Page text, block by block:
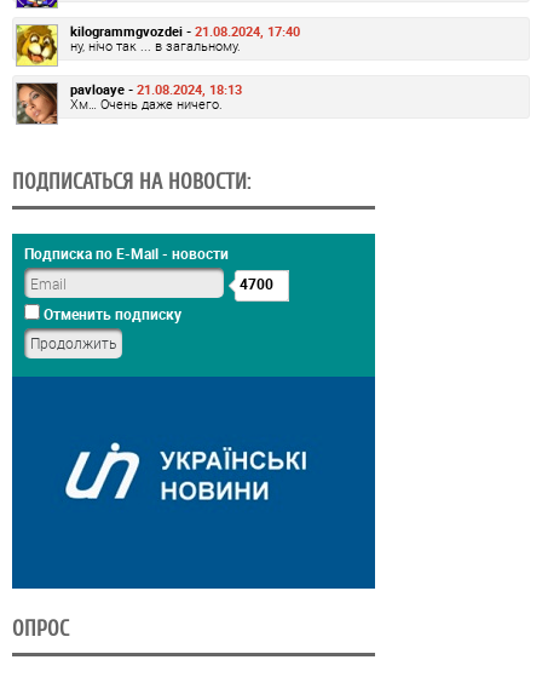
kilogrammgvozdei - 21.08.2024, 17:40
ну, нічо так ... в загальному.
pavloaye - 21.08.2024, 18:13
Хм… Очень даже ничего.
ПОДПИСАТЬСЯ НА НОВОСТИ:
Подписка по E-Mail - новости
4700
Отменить подписку
ОПРОС